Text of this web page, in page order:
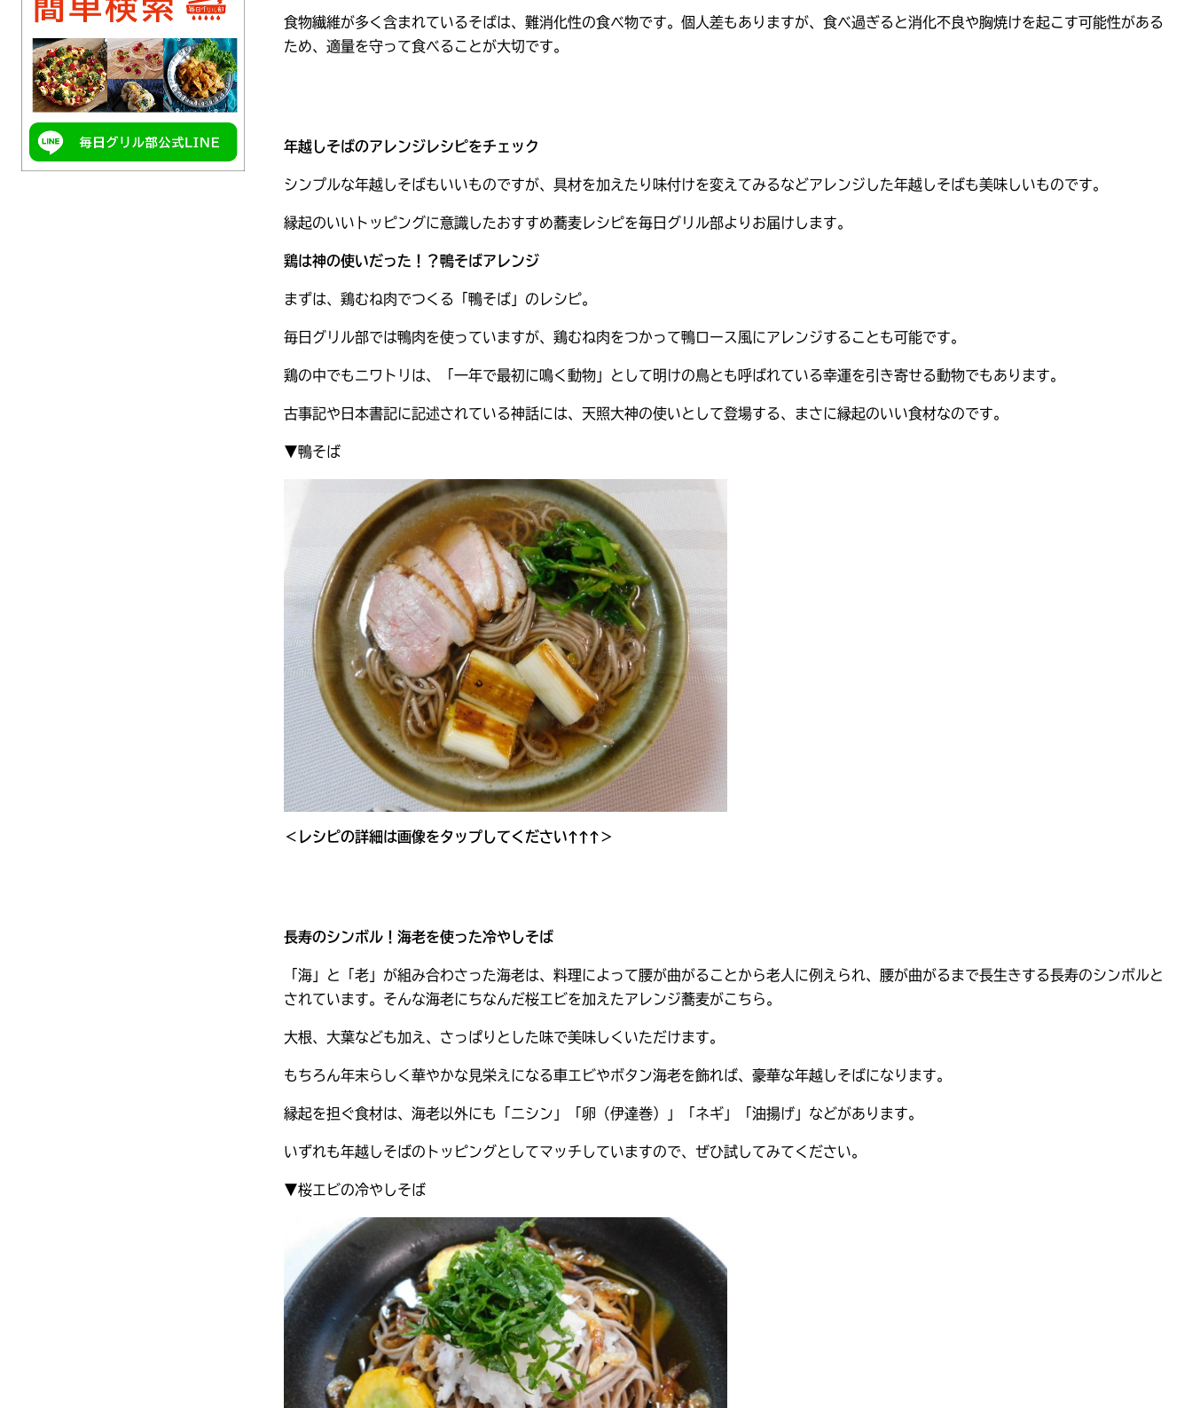
食物繊維が多く含まれているそばは、難消化性の食べ物です。個人差もありますが、食べ過ぎると消化不良や胸焼けを起こす可能性がある
ため、適量を守って食べることが大切です。
年越しそばのアレンジレシピをチェック
シンプルな年越しそばもいいものですが、具材を加えたり味付けを変えてみるなどアレンジした年越しそばも美味しいものです。
縁起のいいトッピングに意識したおすすめ蕎麦レシピを毎日グリル部よりお届けします。
鶏は神の使いだった！？鴨そばアレンジ
まずは、鶏むね肉でつくる「鴨そば」のレシピ。
毎日グリル部では鴨肉を使っていますが、鶏むね肉をつかって鴨ロース風にアレンジすることも可能です。
鶏の中でもニワトリは、「一年で最初に鳴く動物」として明けの鳥とも呼ばれている幸運を引き寄せる動物でもあります。
古事記や日本書記に記述されている神話には、天照大神の使いとして登場する、まさに縁起のいい食材なのです。
▼鴨そば
＜レシピの詳細は画像をタップしてください↑↑↑＞
長寿のシンボル！海老を使った冷やしそば
「海」と「老」が組み合わさった海老は、料理によって腰が曲がることから老人に例えられ、腰が曲がるまで長生きする長寿のシンボルと
されています。そんな海老にちなんだ桜エビを加えたアレンジ蕎麦がこちら。
大根、大葉なども加え、さっぱりとした味で美味しくいただけます。
もちろん年末らしく華やかな見栄えになる車エビやボタン海老を飾れば、豪華な年越しそばになります。
縁起を担ぐ食材は、海老以外にも「ニシン」「卵（伊達巻）」「ネギ」「油揚げ」などがあります。
いずれも年越しそばのトッピングとしてマッチしていますので、ぜひ試してみてください。
▼桜エビの冷やしそば